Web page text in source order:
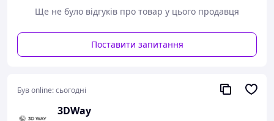
рішення значно підвищує продуктивність, дозволяючи
друкувати одночасно кількома матеріалами або
кольорами.
Примітка:
комплекти друкуючих головок
Ще не було відгуків про товар у цього продавця
Поставити запитання
Був online:сьогодні
3DWay